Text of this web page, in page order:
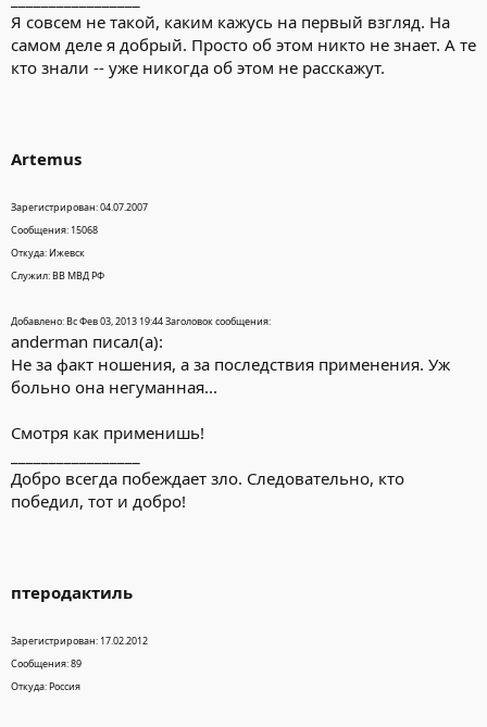
Я совсем не такой, каким кажусь на первый взгляд. На
самом деле я добрый. Просто об этом никто не знает. А те
кто знали -- уже никогда об этом не расскажут.
Artemus
Зарегистрирован: 04.07.2007
Сообщения: 15068
Откуда: Ижевск
Служил: ВВ МВД РФ
Добавлено: Вс Фев 03, 2013 19:44 Заголовок сообщения:
anderman писал(а):
Не за факт ношения, а за последствия применения. Уж
больно она негуманная...
Смотря как применишь!
Добро всегда побеждает зло. Следовательно, кто
победил, тот и добро!
птеродактиль
Зарегистрирован: 17.02.2012
Сообщения: 89
Откуда: Россия